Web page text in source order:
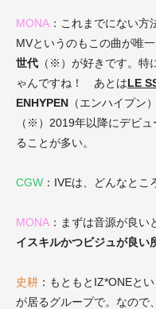
MONA ：これまでにない
MVというのもこの曲が唯
世代 （※）が好きです。特
ゃんですね！ あとはLE
ENHYPEN （エンハイプン
（※）2019年以降にデビ
ることが多い。
CGW ：IVEは、どんなとこ
MONA ：まずは音源が良い
イスキルかつビジュが良い
史耕 ：もともとIZ*ONEと
が居るグループで。なので